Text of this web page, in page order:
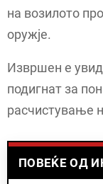
на возилото
оружје.
Извршен е
подигнат за
расчистување
ПОВЕЌЕ ОД